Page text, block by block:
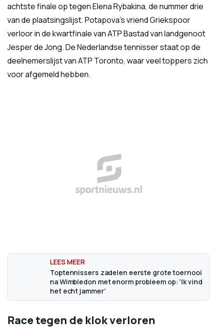
achtste finale op tegen Elena Rybakina, de nummer drie
van de plaatsingslijst. Potapova's vriend Griekspoor
verloor in de kwartfinale van ATP Bastad van landgenoot
Jesper de Jong. De Nederlandse tennisser staat op de
deelnemerslijst van ATP Toronto, waar veel toppers zich
voor afgemeld hebben.
Toptennissers zadelen eerste grote toernooi
na Wimbledon met enorm probleem op: 'Ik vind
het echt jammer'
Race tegen de klok verloren